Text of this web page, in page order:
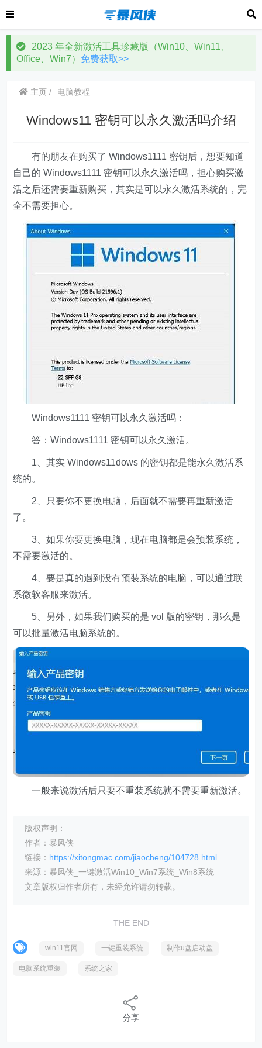
2023 年全新激活工具珍藏版（Win10、Win11、
Office、Win7） 免费获取>>
主页 电脑教程
Windows11 密钥可以永久激活吗介绍
有的朋友在购买了 Windows1111 密钥后，想要知道
自己的 Windows1111 密钥可以永久激活吗，担心购买激
活之后还需要重新购买，其实是可以永久激活系统的，完
全不需要担心。
Windows1111 密钥可以永久激活吗：
答：Windows1111 密钥可以永久激活。
1、其实 Windows11dows 的密钥都是能永久激活系
统的。
2、只要你不更换电脑，后面就不需要再重新激活
了。
3、如果你要更换电脑，现在电脑都是会预装系统，
不需要激活的。
4、要是真的遇到没有预装系统的电脑，可以通过联
系微软客服来激活。
5、另外，如果我们购买的是 vol 版的密钥，那么是
可以批量激活电脑系统的。
一般来说激活后只要不重装系统就不需要重新激活。
版权声明：
作者：暴风侠
链接： https://xitongmac.com/jiaocheng/104728.html
来源：暴风侠_一键激活Win10_Win7系统_Win8系统
文章版权归作者所有，未经允许请勿转载。
THE END
win11官网 一键重装系统 制作u盘启动盘
电脑系统重装 系统之家
分享